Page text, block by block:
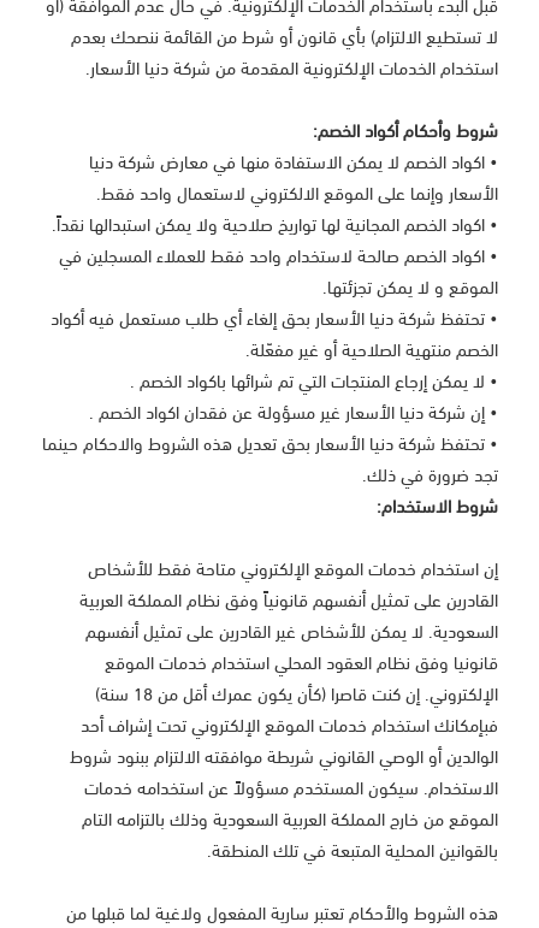
قبل البدء باستخدام الخدمات الإلكترونية. في حال عدم الموافقة (أو
لا تستطيع الالتزام) بأي قانون أو شرط من القائمة ننصحك بعدم
استخدام الخدمات الإلكترونية المقدمة من شركة دنيا الأسعار.
شروط وأحكام أكواد الخصم:
• اكواد الخصم لا يمكن الاستفادة منها في معارض شركة دنيا
الأسعار وإنما على الموقع الالكتروني لاستعمال واحد فقط.
• اكواد الخصم المجانية لها تواريخ صلاحية ولا يمكن استبدالها نقداً.
• اكواد الخصم صالحة لاستخدام واحد فقط للعملاء المسجلين في
الموقع و لا يمكن تجزئتها.
• تحتفظ شركة دنيا الأسعار بحق إلغاء أي طلب مستعمل فيه أكواد
الخصم منتهية الصلاحية أو غير مفعّلة.
• لا يمكن إرجاع المنتجات التي تم شرائها باكواد الخصم .
• إن شركة دنيا الأسعار غير مسؤولة عن فقدان اكواد الخصم .
• تحتفظ شركة دنيا الأسعار بحق تعديل هذه الشروط والاحكام حينما
تجد ضرورة في ذلك.
شروط الاستخدام:
إن استخدام خدمات الموقع الإلكتروني متاحة فقط للأشخاص
القادرين على تمثيل أنفسهم قانونياً وفق نظام المملكة العربية
السعودية. لا يمكن للأشخاص غير القادرين على تمثيل أنفسهم
قانونيا وفق نظام العقود المحلي استخدام خدمات الموقع
الإلكتروني. إن كنت قاصرا (كأن يكون عمرك أقل من 18 سنة)
فبإمكانك استخدام خدمات الموقع الإلكتروني تحت إشراف أحد
الوالدين أو الوصي القانوني شريطة موافقته الالتزام ببنود شروط
الاستخدام. سيكون المستخدم مسؤولاً عن استخدامه خدمات
الموقع من خارج المملكة العربية السعودية وذلك بالتزامه التام
بالقوانين المحلية المتبعة في تلك المنطقة.
هذه الشروط والأحكام تعتبر سارية المفعول ولاغية لما قبلها من